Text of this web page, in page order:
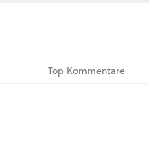
Top Kommentare